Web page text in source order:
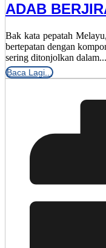
ADAB
Bak kata pepatah
bertepatan dengan
sering ditonjolkan dalam...
Baca Lagi...